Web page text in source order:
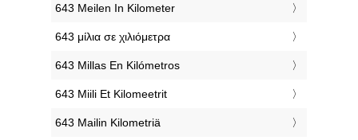
‎643 Meilen In Kilometer
‎643 μίλια σε χιλιόμετρα
‎643 Millas En Kilómetros
‎643 Miili Et Kilomeetrit
‎643 Mailin Kilometriä